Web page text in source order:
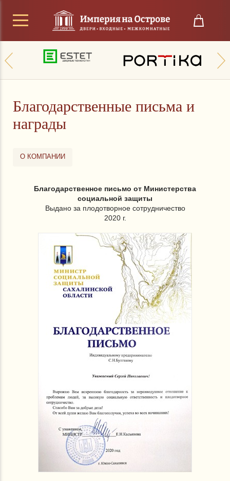
Благодарственные письма и
награды
О КОМПАНИИ
Благодарственное письмо от Министерства
социальной защиты
Выдано за плодотворное сотрудничество
2020 г.